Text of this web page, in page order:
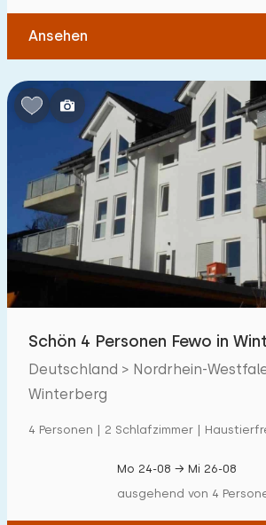
Ansehen
Schön 4 Personen Fewo in
Deutschland > Nordrhein-
Winterberg
4 Personen | 2 Schlafzimmer |
Mo 24-08 → Mi 26-08
ausgehend von 4